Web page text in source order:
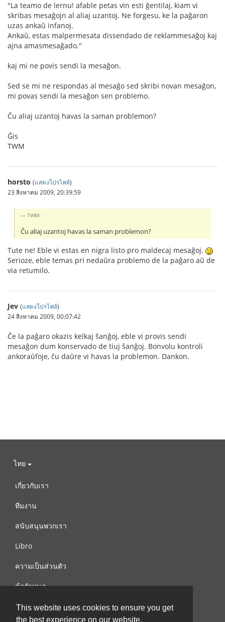
This website uses cookies to ensure you get
the best experience on our website.
"La teamo de lernu! afable petas vin esti ĝentilaj, kiam vi
skribas mesaĝojn al aliaj uzantoj. Ne forgesu, ke la paĝaron
uzas ankaŭ infanoj.
Ankaŭ, estas malpermesata dissendado de reklammesaĝoj kaj
ajna amasmesaĝado."
kaj mi ne povis sendi la mesaĝon.
Sed se mi ne respondas al mesaĝo sed skribi novan mesaĝon,
mi povas sendi la mesaĝon sen problemo.
Ĉu aliaj uzantoj havas la saman problemon?
Ĝis
TWM
horsto (แสดงโปรไฟล์)
23 สิงหาคม 2009, 20:39:59
TWM:
Ĉu aliaj uzantoj havas la saman problemon?
Tute ne! Eble vi estas en nigra listo pro maldecaj mesaĝoj.
Serioze, eble temas pri nedaŭra problemo de la paĝaro aŭ de
via retumilo.
Jev (แสดงโปรไฟล์)
24 สิงหาคม 2009, 00:07:42
Ĉe la paĝaro okazis kelkaj ŝanĝoj, eble vi provis sendi
mesaĝon dum konservado de tiuj ŝanĝoj. Bonvolu kontroli
ankoraŭfoje, ĉu daŭre vi havas la problemon. Dankon.
ไทย
เกี่ยวกับเรา
ทีมงาน
สนับสนุนพวกเรา
Libro
ความเป็นส่วนตัว
ข้อกำหนด
ติดต่อเรา